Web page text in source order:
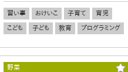
習い事 おけいこ 子育て
育児
こども
子ども 教育 プログラミング
野菜